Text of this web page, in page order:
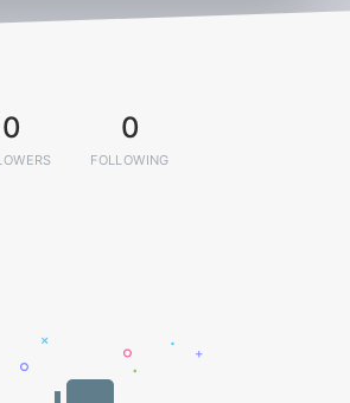
0 0
FOLLOWING